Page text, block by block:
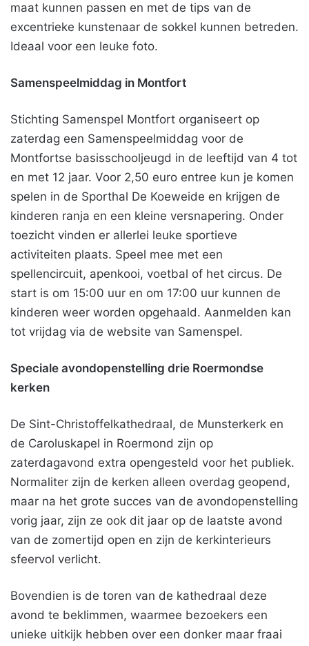
maat kunnen passen en met de tips van de
excentrieke kunstenaar de sokkel kunnen betreden.
Ideaal voor een leuke foto.
Samenspeelmiddag in Montfort
Stichting Samenspel Montfort organiseert op
zaterdag een Samenspeelmiddag voor de
Montfortse basisschooljeugd in de leeftijd van 4 tot
en met 12 jaar. Voor 2,50 euro entree kun je komen
spelen in de Sporthal De Koeweide en krijgen de
kinderen ranja en een kleine versnapering. Onder
toezicht vinden er allerlei leuke sportieve
activiteiten plaats. Speel mee met een
spellencircuit, apenkooi, voetbal of het circus. De
start is om 15:00 uur en om 17:00 uur kunnen de
kinderen weer worden opgehaald. Aanmelden kan
tot vrijdag via de website van Samenspel.
Speciale avondopenstelling drie Roermondse
kerken
De Sint-Christoffelkathedraal, de Munsterkerk en
de Caroluskapel in Roermond zijn op
zaterdagavond extra opengesteld voor het publiek.
Normaliter zijn de kerken alleen overdag geopend,
maar na het grote succes van de avondopenstelling
vorig jaar, zijn ze ook dit jaar op de laatste avond
van de zomertijd open en zijn de kerkinterieurs
sfeervol verlicht.
Bovendien is de toren van de kathedraal deze
avond te beklimmen, waarmee bezoekers een
unieke uitkijk hebben over een donker maar fraai